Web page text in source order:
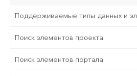
Поддерживаемые типы данных и
Поиск элементов проекта
Поиск элементов портала